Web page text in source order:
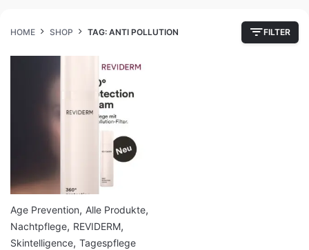
HOME SHOP TAG: ANTI POLLUTION FILTER
Age Prevention, Alle Produkte,
Nachtpflege, REVIDERM,
Skintelligence, Tagespflege